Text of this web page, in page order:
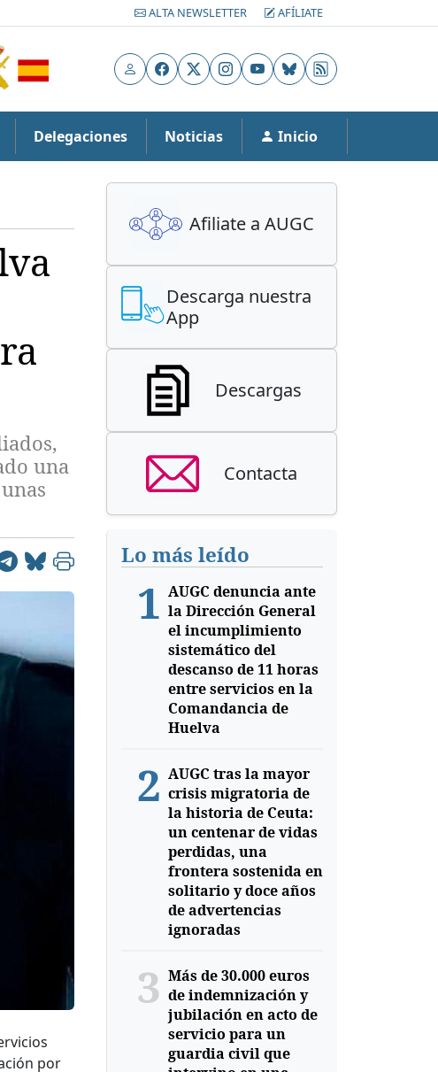
ALTA NEWSLETTER AFÍLIATE
UsuarioFacebook
X Instagram
YouTubeBluesky
RSS
Delegaciones Noticias Inicio
una
por
Afiliate a AUGC
Descarga nuestra
App
Descargas
Contacta
Lo más leído
1 AUGC denuncia ante
la Dirección General
el incumplimiento
sistemático del
descanso de 11 horas
entre servicios en la
Comandancia de
Huelva
2 AUGC tras la mayor
crisis migratoria de
la historia de Ceuta:
un centenar de vidas
perdidas, una
frontera sostenida en
solitario y doce años
de advertencias
ignoradas
3 Más de 30.000 euros
de indemnización y
jubilación en acto de
servicio para un
guardia civil que